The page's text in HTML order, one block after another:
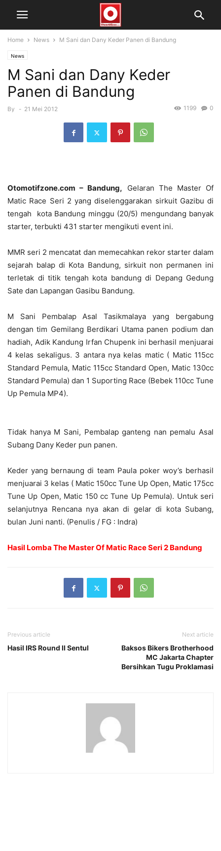
Home News M Sani dan Dany Keder Panen di Bandung
News
M Sani dan Dany Keder
Panen di Bandung
By - 21 Mei 2012 0
1199
Otomotifzone.com – Bandung, Gelaran The Master Of
Matic Race Seri 2 yang diselenggarakan sirkuit Gazibu di
tengah kota Bandung minggu (20/5) mengundang banyak
starter, terbukti 431 starter mengikuti event ini.
MMR seri 2 mencatat dan memecahkan rekor starter dalam
sejarah balap di Kota Bandung, sirkuit non permanen ini
terletak di titik tengah kota bandung di Depang Gedung
Sate dan Lapangan Gasibu Bandung.
M Sani Pembalap Asal Tasikmalaya yang bergabung
dengan tim Gemilang Berdikari Utama panen podium dan
hadiah, Adik Kandung Irfan Chupenk ini berhasil menjuarai
4 kelas sekaligus. 3 antara nya kelas matic ( Matic 115cc
Standard Pemula, Matic 115cc Standard Open, Matic 130cc
Standard Pemula) dan 1 Suporting Race (Bebek 110cc Tune
Up Pemula MP4).
Tidak hanya M Sani, Pembalap ganteng nan pemalu Asal
Subang Dany Keder pun panen.
Keder yang bernaung di team Paula poker woy’s berhasil
menjuarai 3 kelas ( Matic 150cc Tune Up Open, Matic 175cc
Tune Up Open, Matic 150 cc Tune Up Pemula). Untuk seri
selanjutnya Rencana nya akan di gelar di kota Subang,
bulan Juni nanti. (Penulis / FG : Indra)
Hasil Lomba The Master Of Matic Race Seri 2 Bandung
Previous article
Hasil IRS Round II Sentul
Next article
Baksos Bikers Brotherhood
MC Jakarta Chapter
Bersihkan Tugu Proklamasi